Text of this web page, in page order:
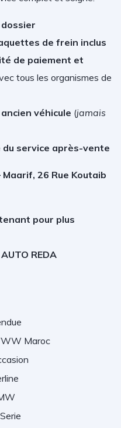
de frein inclus
de paiement et
tous les organismes de
véhicule (jamais
du service après-vente
26 Rue Koutaib
pour plus
REDA
Maroc